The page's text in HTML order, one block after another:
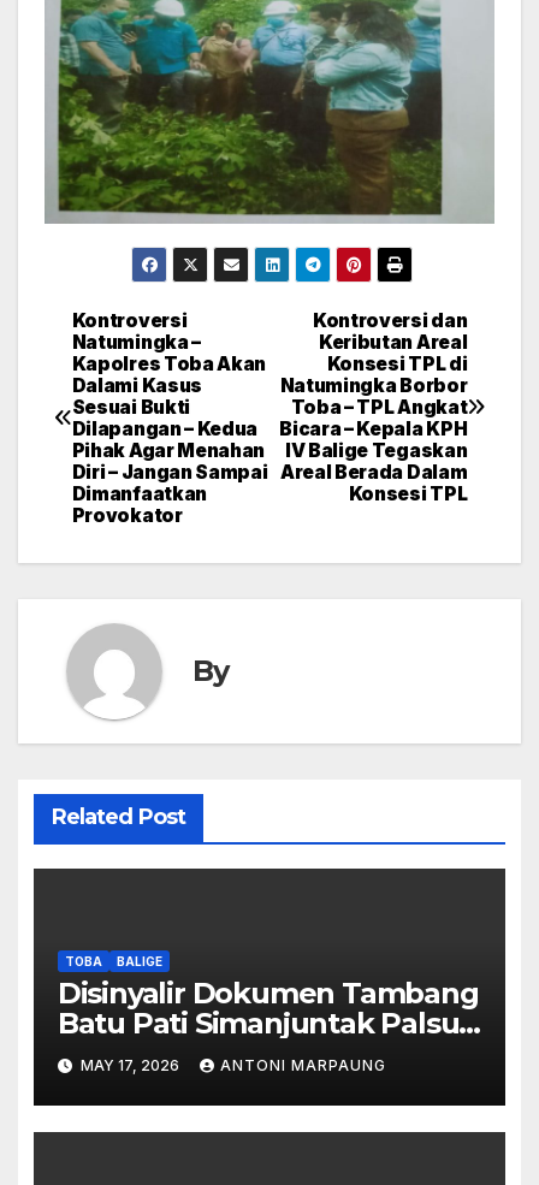
Post
navigation
Kontroversi dan
Keributan Areal
Konsesi TPL di
Natumingka Borbor
Toba – TPL Angkat
Bicara – Kepala KPH
IV Balige Tegaskan
Areal Berada Dalam
Konsesi TPL
Kontroversi
Natumingka –
Kapolres Toba Akan
Dalami Kasus
Sesuai Bukti
Dilapangan – Kedua
Pihak Agar Menahan
Diri – Jangan Sampai
Dimanfaatkan
Provokator
By
Related Post
TOBA BALIGE
Disinyalir Dokumen Tambang
Batu Pati Simanjuntak Palsu –
Jerry Manurung : Tambang
Tidak Berada Di DTA –
Frengki Pardede : Kami Tidak
Miliki Peta DTA – Tanda
MAY 17, 2026 ANTONI MARPAUNG